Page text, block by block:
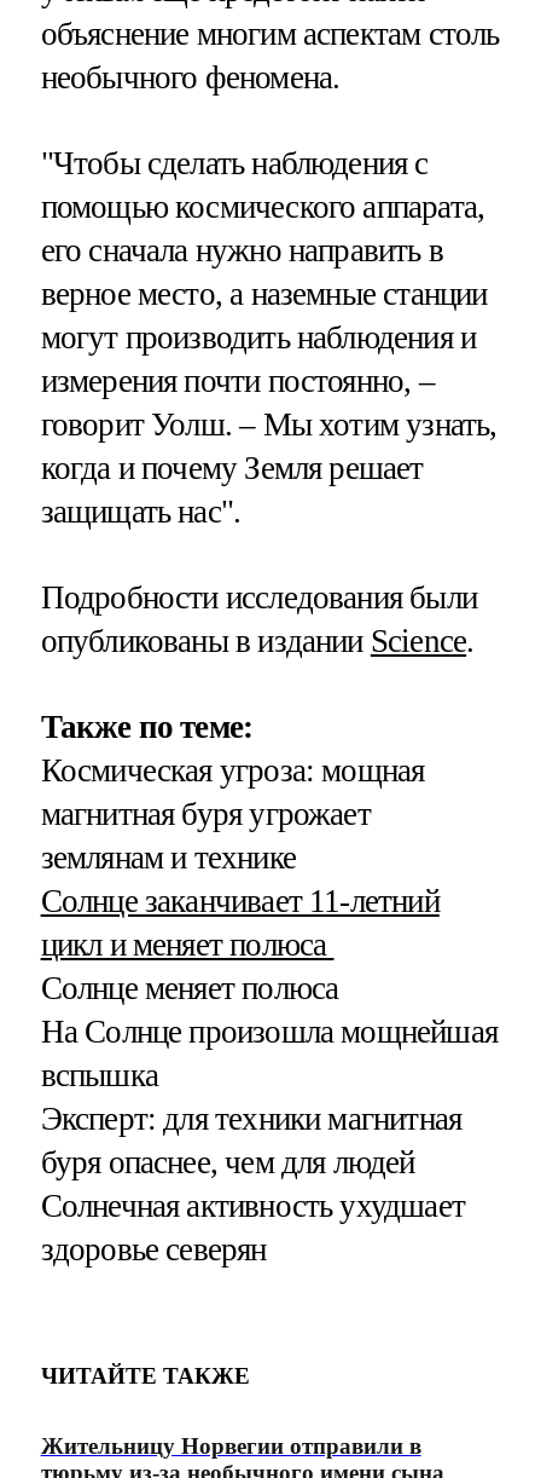
объяснение многим аспектам столь
необычного феномена.
"Чтобы сделать наблюдения с
помощью космического аппарата,
его сначала нужно направить в
верное место, а наземные станции
могут производить наблюдения и
измерения почти постоянно, –
говорит Уолш. – Мы хотим узнать,
когда и почему Земля решает
защищать нас".
Подробности исследования были
опубликованы в издании Science.
Также по теме:
Космическая угроза: мощная
магнитная буря угрожает
землянам и технике
Солнце заканчивает 11-летний
цикл и меняет полюса
Солнце меняет полюса
На Солнце произошла мощнейшая
вспышка
Эксперт: для техники магнитная
буря опаснее, чем для людей
Солнечная активность ухудшает
здоровье северян
ЧИТАЙТЕ ТАКЖЕ
Жительницу Норвегии отправили в
тюрьму из-за необычного имени сына